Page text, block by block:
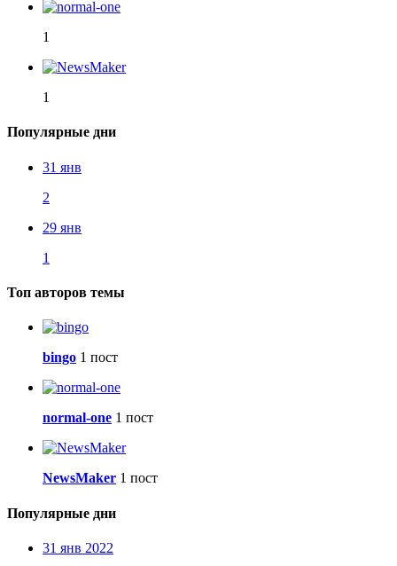
1
1
Популярные дни
31 янв
2
29 янв
1
Топ авторов темы
bingo 1 пост
normal-one 1 пост
NewsMaker 1 пост
Популярные дни
31 янв 2022